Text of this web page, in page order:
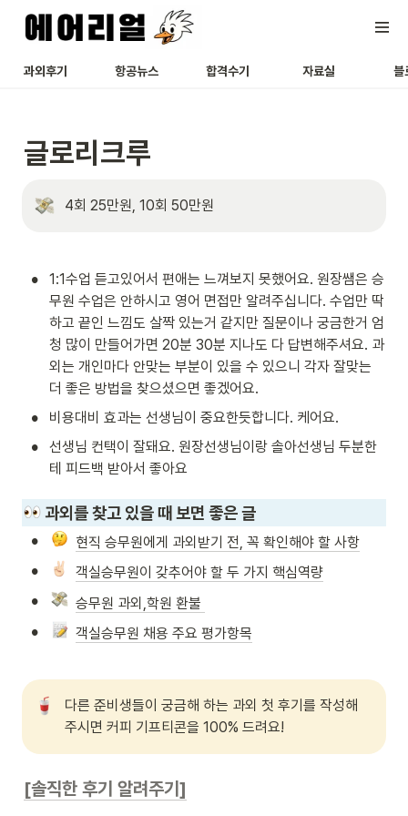
과외후기 항공뉴스 합격수기 자료실 블
글로리크루
4회 25만원, 10회 50만원
•
1:1수업 듣고있어서 편애는 느껴보지 못했어요. 원장쌤은 승
무원 수업은 안하시고 영어 면접만 알려주십니다. 수업만 딱
하고 끝인 느낌도 살짝 있는거 같지만 질문이나 궁금한거 엄
청 많이 만들어가면 20분 30분 지나도 다 답변해주셔요. 과
외는 개인마다 안맞는 부분이 있을 수 있으니 각자 잘맞는
더 좋은 방법을 찾으셨으면 좋겠어요.
• 비용대비 효과는 선생님이 중요한듯합니다. 케어요.
•
선생님 컨택이 잘돼요. 원장선생님이랑 솔아선생님 두분한
테 피드백 받아서 좋아요
과외를 찾고 있을 때 보면 좋은 글
• 현직 승무원에게 과외받기 전, 꼭 확인해야 할 사항
• 객실승무원이 갖추어야 할 두 가지 핵심역량
• 승무원 과외,학원 환불
• 객실승무원 채용 주요 평가항목
다른 준비생들이 궁금해 하는 과외 첫 후기를 작성해
주시면 커피 기프티콘을 100% 드려요!
[솔직한 후기 알려주기]